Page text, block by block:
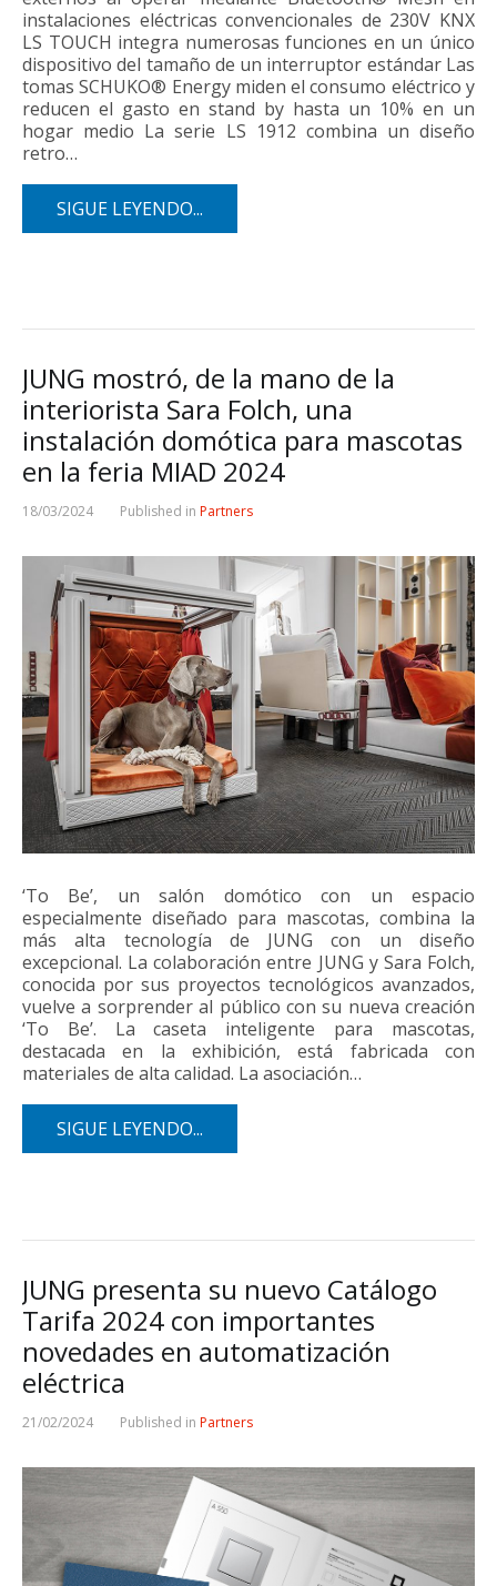
instalaciones eléctricas convencionales de 230V KNX
LS TOUCH integra numerosas funciones en un único
dispositivo del tamaño de un interruptor estándar Las
tomas SCHUKO® Energy miden el consumo eléctrico y
reducen el gasto en stand by hasta un 10% en un
hogar medio La serie LS 1912 combina un diseño
retro…
SIGUE LEYENDO...
JUNG mostró, de la mano de la
interiorista Sara Folch, una
instalación domótica para mascotas
en la feria MIAD 2024
18/03/2024 Published in Partners
‘To Be’, un salón domótico con un espacio
especialmente diseñado para mascotas, combina la
más alta tecnología de JUNG con un diseño
excepcional. La colaboración entre JUNG y Sara Folch,
conocida por sus proyectos tecnológicos avanzados,
vuelve a sorprender al público con su nueva creación
‘To Be’. La caseta inteligente para mascotas,
destacada en la exhibición, está fabricada con
materiales de alta calidad. La asociación…
SIGUE LEYENDO...
JUNG presenta su nuevo Catálogo
Tarifa 2024 con importantes
novedades en automatización
eléctrica
21/02/2024 Published in Partners